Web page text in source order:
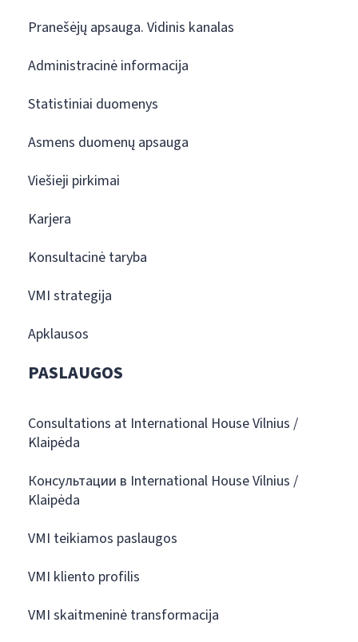
Pranešėjų apsauga. Vidinis kanalas
Administracinė informacija
Statistiniai duomenys
Asmens duomenų apsauga
Viešieji pirkimai
Karjera
Konsultacinė taryba
VMI strategija
Apklausos
PASLAUGOS
Consultations at International House Vilnius /
Klaipėda
Консультации в International House Vilnius /
Klaipėda
VMI teikiamos paslaugos
VMI kliento profilis
VMI skaitmeninė transformacija